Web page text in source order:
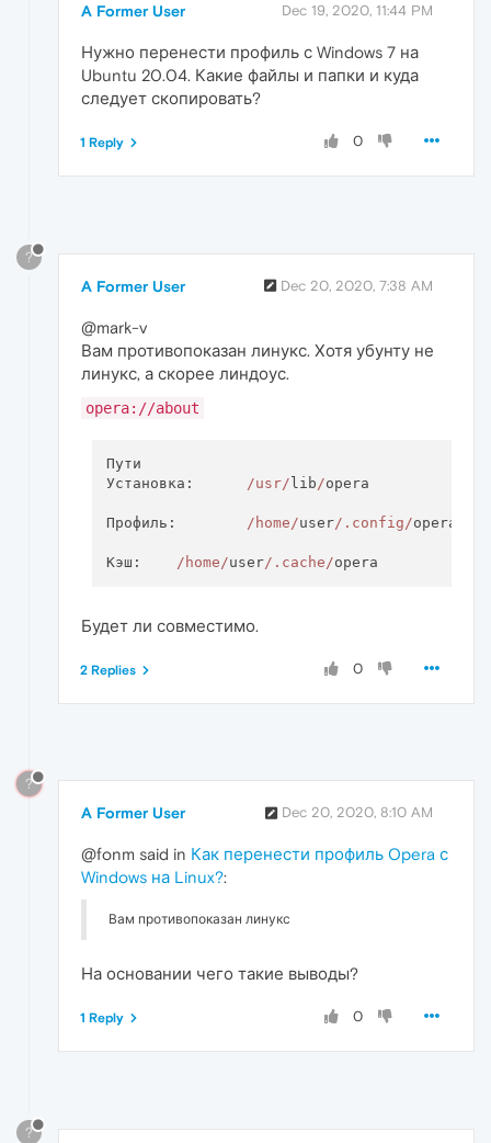
A Former User Dec 19, 2020, 11:44 PM
Нужно перенести профиль с Windows 7 на
Ubuntu 20.04. Какие файлы и папки и куда
следует скопировать?
0
1 Reply
?
A Former User Dec 20, 2020, 7:38 AM
@mark-v
Вам противопоказан линукс. Хотя убунту не
линукс, а скорее линдоус.
opera://about
Пути
/usr/ lib/opera
/home/user/.config/opera
/home/user/.cache/
Будет ли совместимо.
0
2 Replies
?
A Former User Dec 20, 2020, 8:10 AM
@fonm said in Как перенести профиль Opera с
Windows на Linux?:
Вам противопоказан линукс
На основании чего такие выводы?
0
1 Reply
?